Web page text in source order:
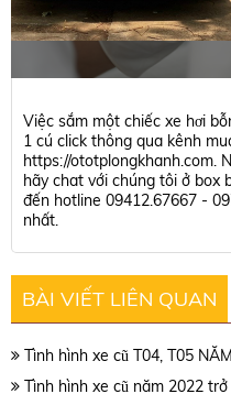
Việc sắm một chiếc xe hơi
1 cú click thông qua kênh
https://ototplongkhanh.com.
hãy chat với chúng tôi ở box
đến hotline 09412.67667 -
nhất.
BÀI VIẾT LIÊN QUAN
Tình hình xe cũ T04, T05
Tình hình xe cũ năm 2022